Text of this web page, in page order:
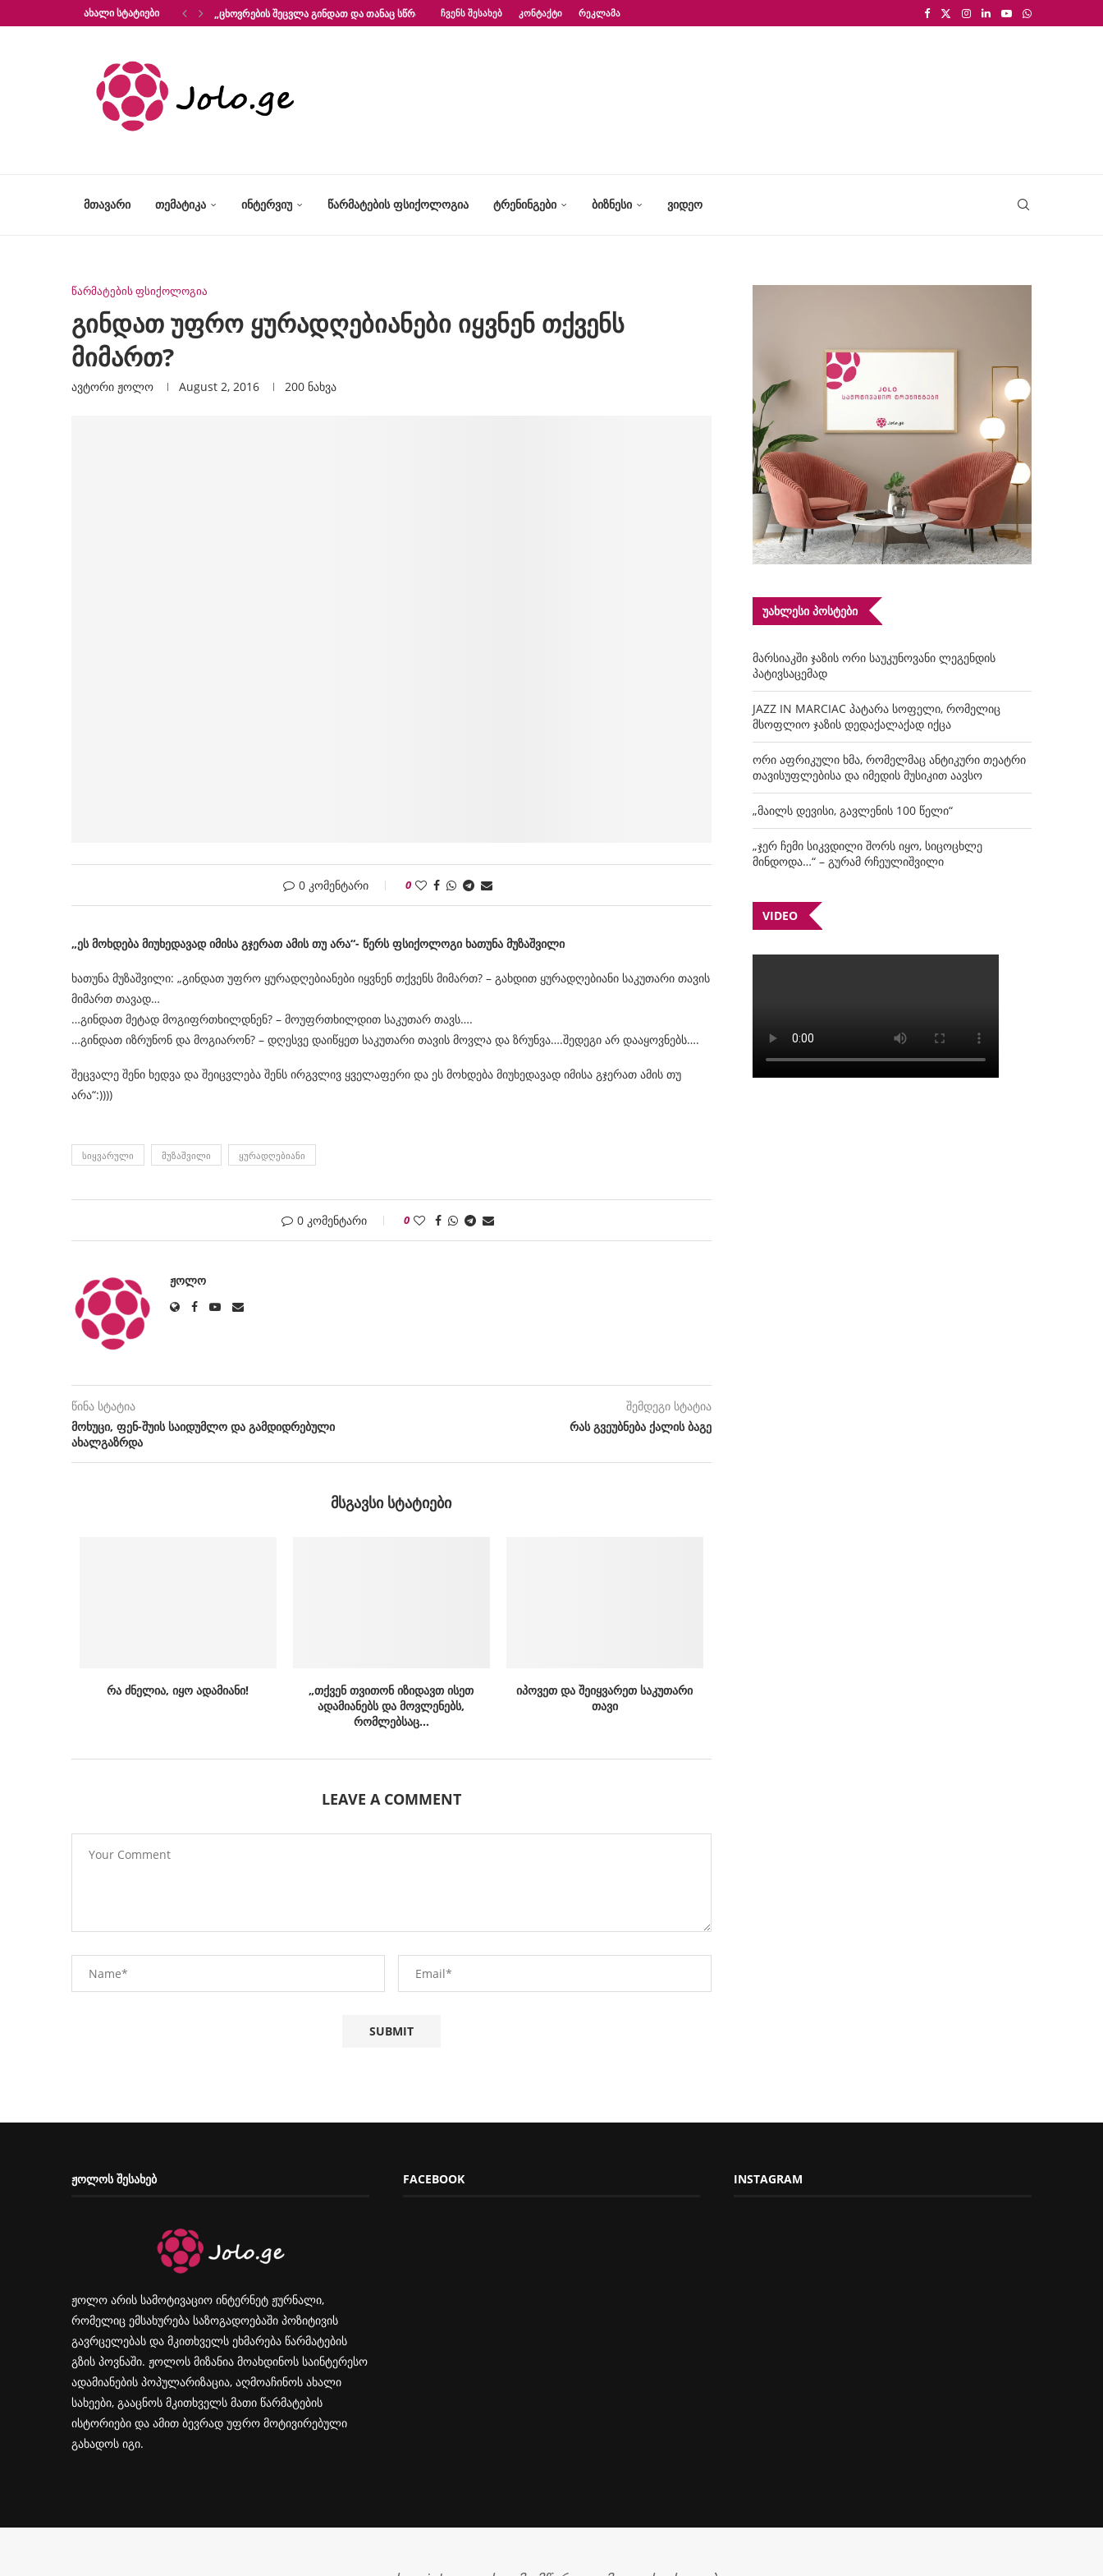
ᲐᲮᲐᲚᲘ ᲡᲢᲐᲢᲘᲔᲑᲘ „ᲪᲮᲝᲕᲠᲔᲑᲘᲡ ᲨᲔᲪᲕᲚᲐ ᲒᲘᲜᲓᲐᲗ ᲓᲐ ᲗᲐᲜᲐᲪ ᲡᲬᲠᲐᲤᲐᲓ?“ – ᲤᲡᲘᲥᲝᲚᲝᲒᲘᲡ...
ᲩᲕᲔᲜᲡ ᲨᲔᲡᲐᲮᲔᲑ ᲙᲝᲜᲢᲐᲥᲢᲘ ᲠᲔᲙᲚᲐᲛᲐ
ᲛᲗᲐᲕᲐᲠᲘ ᲗᲔᲛᲐᲢᲘᲙᲐ ᲘᲜᲢᲔᲠᲕᲘᲣ ᲬᲐᲠᲛᲐᲢᲔᲑᲘᲡ ᲤᲡᲘᲥᲝᲚᲝᲒᲘᲐ ᲢᲠᲔᲜᲘᲜᲒᲔᲑᲘ ᲑᲘᲖᲜᲔᲡᲘ ᲕᲘᲓᲔᲝ
წარმატების ფსიქოლოგია
გინდათ უფრო ყურადღებიანები იყვნენ თქვენს
მიმართ?
ავტორი Ჟოლო August 2, 2016 200 ნახვა
0 კომენტარი 0
„ეს მოხდება მიუხედავად იმისა გჯერათ ამის თუ არა“- წერს ფსიქოლოგი ხათუნა მუზაშვილი
ხათუნა მუზაშვილი: „გინდათ უფრო ყურადღებიანები იყვნენ თქვენს მიმართ? – გახდით ყურადღებიანი საკუთარი თავის
მიმართ თავად…
…გინდათ მეტად მოგიფრთხილდნენ? – მოუფრთხილდით საკუთარ თავს….
…გინდათ იზრუნონ და მოგიარონ? – დღესვე დაიწყეთ საკუთარი თავის მოვლა და ზრუნვა….შედეგი არ დააყოვნებს….
შეცვალე შენი ხედვა და შეიცვლება შენს ირგვლივ ყველაფერი და ეს მოხდება მიუხედავად იმისა გჯერათ ამის თუ
არა“:))))
ᲡᲘᲧᲕᲐᲠᲣᲚᲘ ᲛᲣᲖᲐᲨᲕᲘᲚᲘ ᲧᲣᲠᲐᲓᲦᲔᲑᲘᲐᲜᲘ
0 კომენტარი 0
ᲟᲝᲚᲝ
წინა სტატია
მოხუცი, ფენ-შუის საიდუმლო და გამდიდრებული
ახალგაზრდა
შემდეგი სტატია
რას გვეუბნება ქალის ბაგე
ᲛᲡᲒᲐᲕᲡᲘ ᲡᲢᲐᲢᲘᲔᲑᲘ
რა ძნელია, იყო ადამიანი!
„თქვენ თვითონ იზიდავთ ისეთ
ადამიანებს და მოვლენებს,
რომლებსაც...
იპოვეთ და შეიყვარეთ საკუთარი
თავი
LEAVE A COMMENT
ᲣᲐᲮᲚᲔᲡᲘ ᲞᲝᲡᲢᲔᲑᲘ
მარსიაკში ჯაზის ორი საუკუნოვანი ლეგენდის
პატივსაცემად
JAZZ IN MARCIAC პატარა სოფელი, რომელიც
მსოფლიო ჯაზის დედაქალაქად იქცა
ორი აფრიკული ხმა, რომელმაც ანტიკური თეატრი
თავისუფლებისა და იმედის მუსიკით აავსო
„მაილს დევისი, გავლენის 100 წელი“
„ჯერ ჩემი სიკვდილი შორს იყო, სიცოცხლე
მინდოდა…“ – გურამ რჩეულიშვილი
VIDEO
ᲟᲝᲚᲝᲡ ᲨᲔᲡᲐᲮᲔᲑ
ჟოლო არის სამოტივაციო ინტერნეტ ჟურნალი,
რომელიც ემსახურება საზოგადოებაში პოზიტივის
გავრცელებას და მკითხველს ეხმარება წარმატების
გზის პოვნაში. ჟოლოს მიზანია მოახდინოს საინტერესო
ადამიანების პოპულარიზაცია, აღმოაჩინოს ახალი
სახეები, გააცნოს მკითხველს მათი წარმატების
ისტორიები და ამით ბევრად უფრო მოტივირებული
გახადოს იგი.
FACEBOOK INSTAGRAM